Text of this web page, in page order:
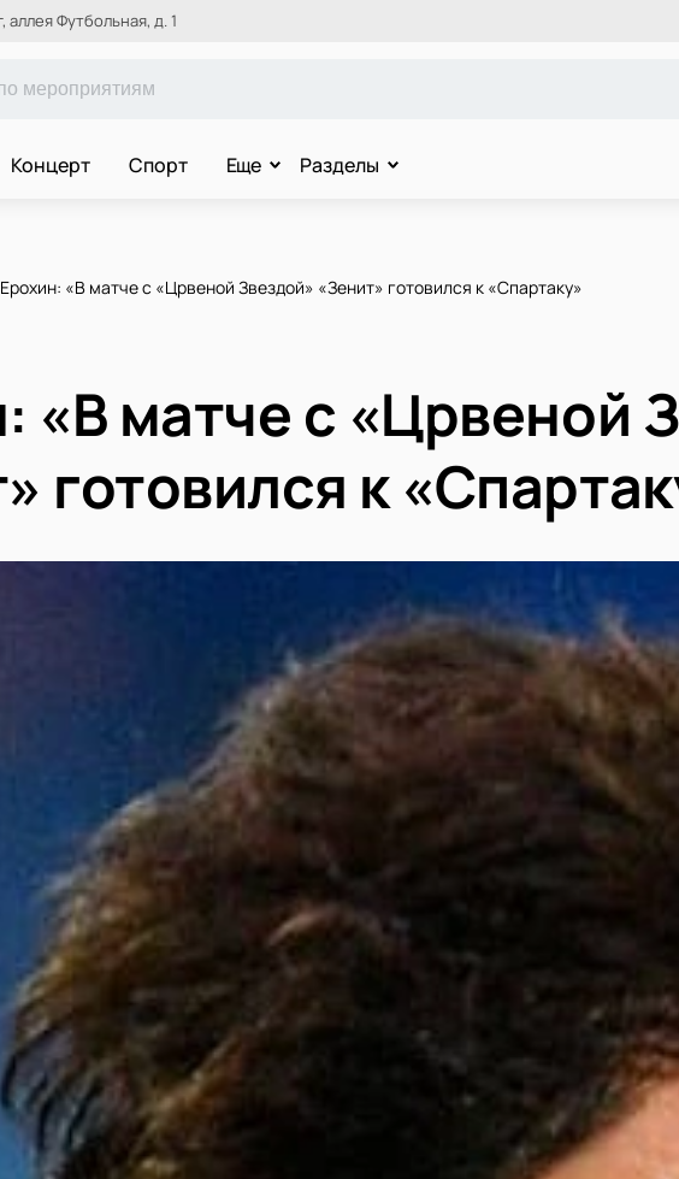
Футбольная, д. 1
Концерт Спорт Еще Разделы
Ерохин: «В матче с «Црвеной Звездой» «Зенит» готовился к «Спартаку»
«В матче с «Црвеной
готовился к